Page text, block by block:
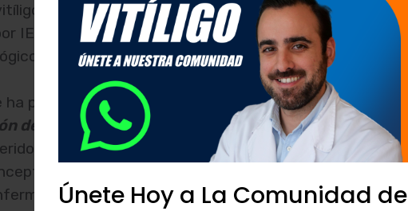
Únete Hoy a La Comunidad de
Visibilización de la enfermedad y avances
IESE Business School, en colaboración con
de Outcomes´10.
presentado en Madrid “
Invitsibles, dando
de la enfermedad y avances en su manejo
”.
mejorar el conocimiento sobre cómo tratar
de que se trata de un problema estético,
que le corresponde.